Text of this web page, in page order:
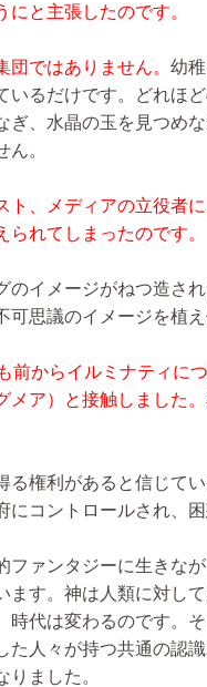
と主張したのです。
団ではありません。 幼
いるだけです。どれほ
ぎ、水晶の玉を見つめ
。
ト、メディアの立役者
れてしまったのです。
のイメージがねつ造さ
可思議のイメージを植
前からイルミナティに
メア）と接触しました
権利があると信じてい
にコントロールされ、困
ファンタジーに生きな
ます。神は人類に対し
時代は変わるのです。
た人々が持つ共通の認
りました。